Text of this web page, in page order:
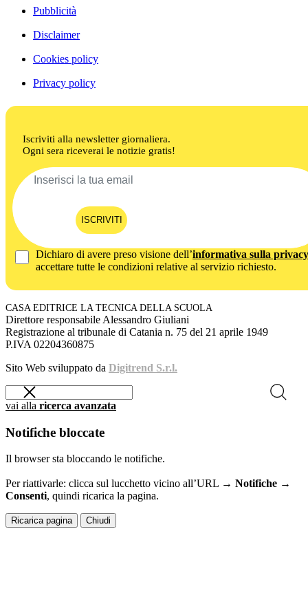
Pubblicità
Disclaimer
Cookies policy
Privacy policy
Iscriviti alla newsletter giornaliera.
Ogni sera riceverai le notizie gratis!
ISCRIVITI
Dichiaro di avere preso visione dell’informativa sulla privacy
accettare tutte le condizioni relative al servizio richiesto.
CASA EDITRICE LA TECNICA DELLA SCUOLA
Direttore responsabile Alessandro Giuliani
Registrazione al tribunale di Catania n. 75 del 21 aprile 1949
P.IVA 02204360875
Sito Web sviluppato da Digitrend S.r.l.
vai alla ricerca avanzata
Notifiche bloccate
Il browser sta bloccando le notifiche.
Per riattivarle: clicca sul lucchetto vicino all’URL → Notifiche →
Consenti, quindi ricarica la pagina.
Ricarica pagina Chiudi